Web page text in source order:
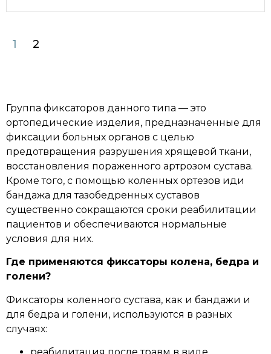
1 2
Группа фиксаторов данного типа — это
ортопедические изделия, предназначенные для
фиксации больных органов с целью
предотвращения разрушения хрящевой ткани,
восстановления пораженного артрозом сустава.
Кроме того, с помощью коленных ортезов иди
бандажа для тазобедренных суставов
существенно сокращаются сроки реабилитации
пациентов и обеспечиваются нормальные
условия для них.
Где применяются фиксаторы колена, бедра и
голени?
Фиксаторы коленного сустава, как и бандажи и
для бедра и голени, используются в разных
случаях: